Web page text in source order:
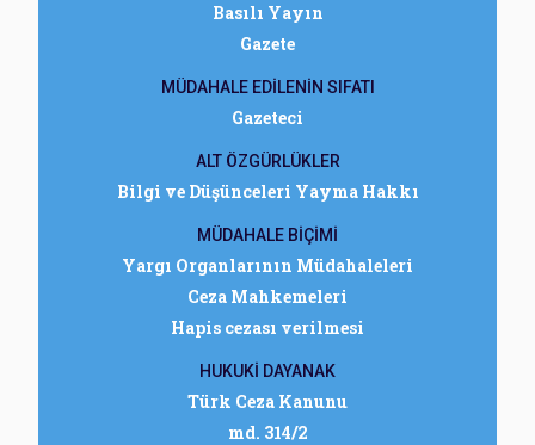
Basılı Yayın
Gazete
MÜDAHALE EDİLENİN SIFATI
Gazeteci
ALT ÖZGÜRLÜKLER
Bilgi ve Düşünceleri Yayma Hakkı
MÜDAHALE BİÇİMİ
Yargı Organlarının Müdahaleleri
Ceza Mahkemeleri
Hapis cezası verilmesi
HUKUKİ DAYANAK
Türk Ceza Kanunu
md. 314/2